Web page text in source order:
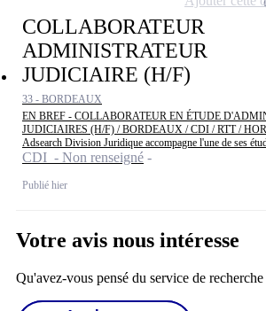
COLLABORATEUR
ADMINISTRATEUR
JUDICIAIRE (H/F)
33 - BORDEAUX
EN BREF - COLLABORATEUR EN ÉTUDE
JUDICIAIRES (H/F) / BORDEAUX / CDI / RTT /
Adsearch Division Juridique accompagne l'une de ses
CDI - Non renseigné
Publié hier
Votre avis nous intéresse
Qu'avez-vous pensé du service de